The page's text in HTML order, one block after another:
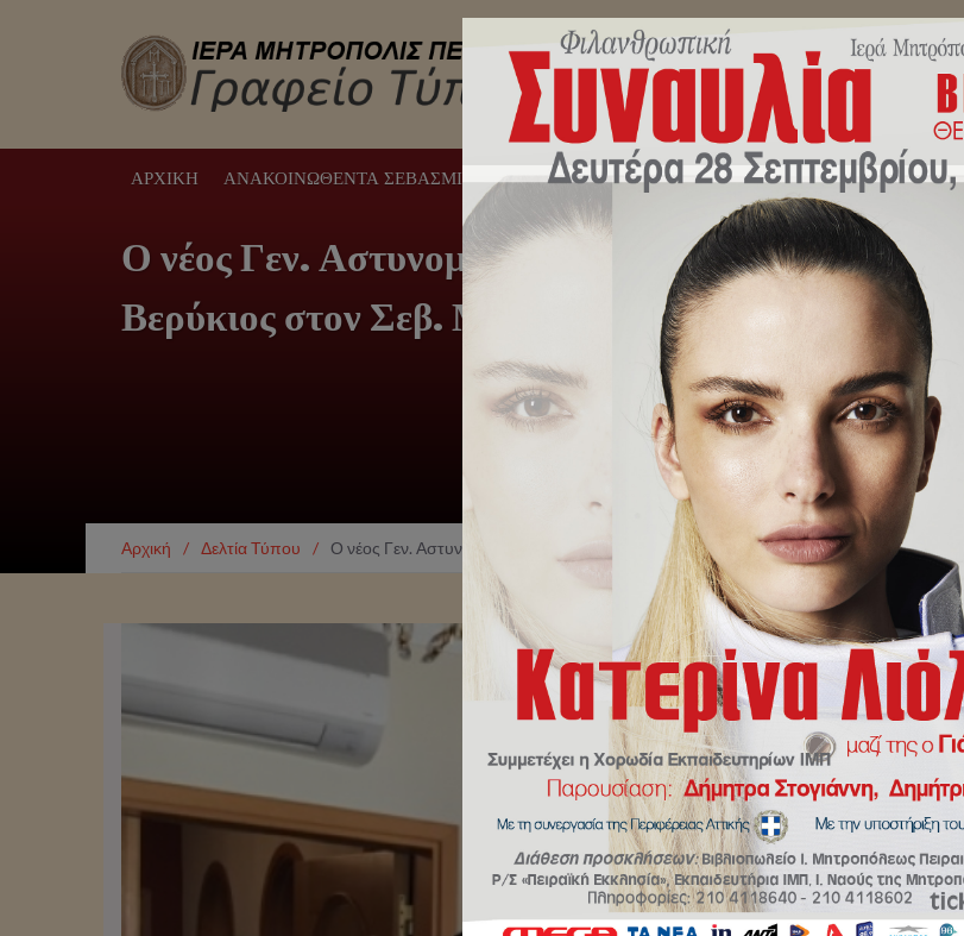
ΑΡΧΙΚΉ ΑΝΑΚΟΙΝΩΘΈΝΤΑ ΣΕΒΑΣΜΙΩΤΆΤΟΥ ΜΗΝΎΜΑΤΑ ΣΕΒΑΣΜΙΩΤΆΤΟΥ ΔΕΛΤΊΑ
Ο νέος Γεν. Αστυνομικός Διευθυντής Πειραιά
Βερύκιος στον Σεβ. Μητρ.Πειραιώς
Αρχική / Δελτία Τύπου / Ο νέος Γεν. Αστυνομικός Διευθυντής Πειραιά και ο Δημοσιογράφος Δήμος Βερύκιος